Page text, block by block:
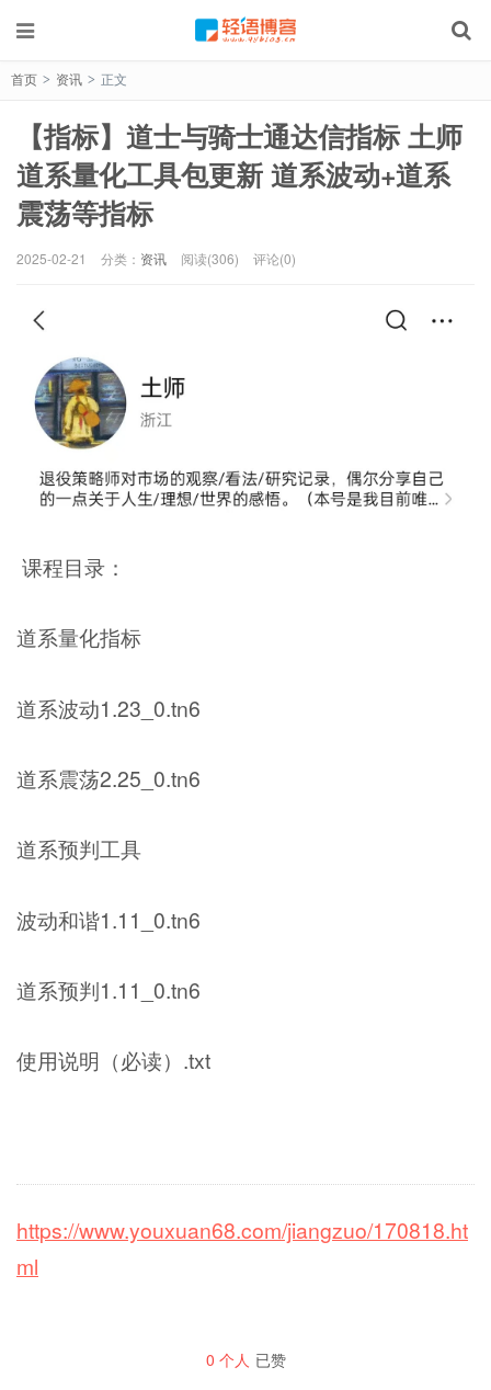
首页 > 资讯 > 正文
【指标】道士与骑士通达信指标 土师
道系量化工具包更新 道系波动+道系
震荡等指标
2025-02-21 分类： 资讯 阅读(306) 评论(0)
课程目录：
道系量化指标
道系波动1.23_0.tn6
道系震荡2.25_0.tn6
道系预判工具
波动和谐1.11_0.tn6
道系预判1.11_0.tn6
使用说明（必读）.txt
https://www.youxuan68.com/jiangzuo/170818.ht
ml
0 个人 已赞